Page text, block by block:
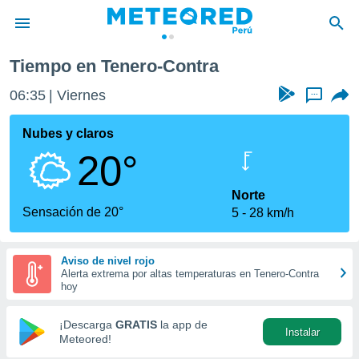
de
ha sido
calidad.
a este
las
y
forma
digital
basada
Tiempo en Tenero-Contra
06:35 Viernes ...
Nubes y claros
20°
Sensación de 20°
Norte
5
28 km/h
Aviso de nivel rojo
Alerta extrema por altas temperaturas en Tenero-Contra
hoy
¡Descarga GRATIS la app de
Meteored!
Instalar